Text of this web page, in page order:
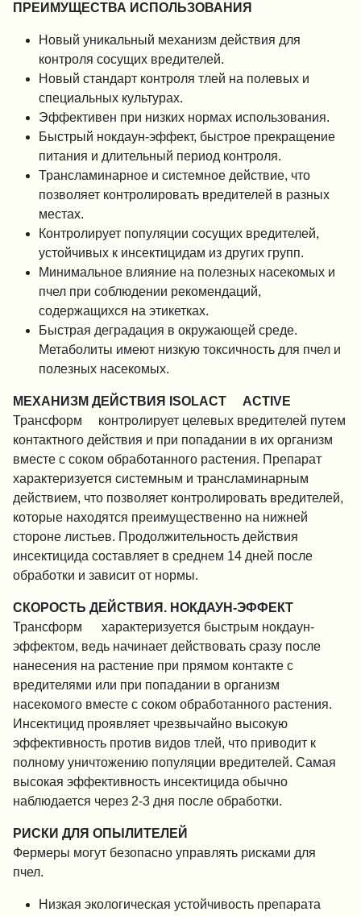
ПРЕИМУЩЕСТВА ИСПОЛЬЗОВАНИЯ
Новый уникальный механизм действия для
контроля сосущих вредителей.
Новый стандарт контроля тлей на полевых и
специальных культурах.
Эффективен при низких нормах использования.
Быстрый нокдаун-эффект, быстрое прекращение
питания и длительный период контроля.
Трансламинарное и системное действие, что
позволяет контролировать вредителей в разных
местах.
Контролирует популяции сосущих вредителей,
устойчивых к инсектицидам из других групп.
Минимальное влияние на полезных насекомых и
пчел при соблюдении рекомендаций,
содержащихся на этикетках.
Быстрая деградация в окружающей среде.
Метаболиты имеют низкую токсичность для пчел и
полезных насекомых.
МЕХАНИЗМ ДЕЙСТВИЯ ISOLACT™ ACTIVE
Трансформ™ контролирует целевых вредителей путем
контактного действия и при попадании в их организм
вместе с соком обработанного растения. Препарат
характеризуется системным и трансламинарным
действием, что позволяет контролировать вредителей,
которые находятся преимущественно на нижней
стороне листьев. Продолжительность действия
инсектицида составляет в среднем 14 дней после
обработки и зависит от нормы.
СКОРОСТЬ ДЕЙСТВИЯ. НОКДАУН-ЭФФЕКТ
Трансформ ™ характеризуется быстрым нокдаун-
эффектом, ведь начинает действовать сразу после
нанесения на растение при прямом контакте с
вредителями или при попадании в организм
насекомого вместе с соком обработанного растения.
Инсектицид проявляет чрезвычайно высокую
эффективность против видов тлей, что приводит к
полному уничтожению популяции вредителей. Самая
высокая эффективность инсектицида обычно
наблюдается через 2-3 дня после обработки.
РИСКИ ДЛЯ ОПЫЛИТЕЛЕЙ
Фермеры могут безопасно управлять рисками для
пчел.
Низкая экологическая устойчивость препарата